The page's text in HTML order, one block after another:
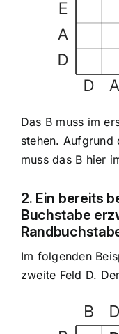
Das B muss im
stehen. Aufgrund
muss das B hier
2. Ein bereits
Buchstabe
Im folgenden
zweite Feld D.